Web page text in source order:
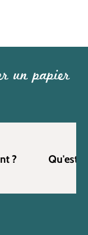
un papier
? Qu'est